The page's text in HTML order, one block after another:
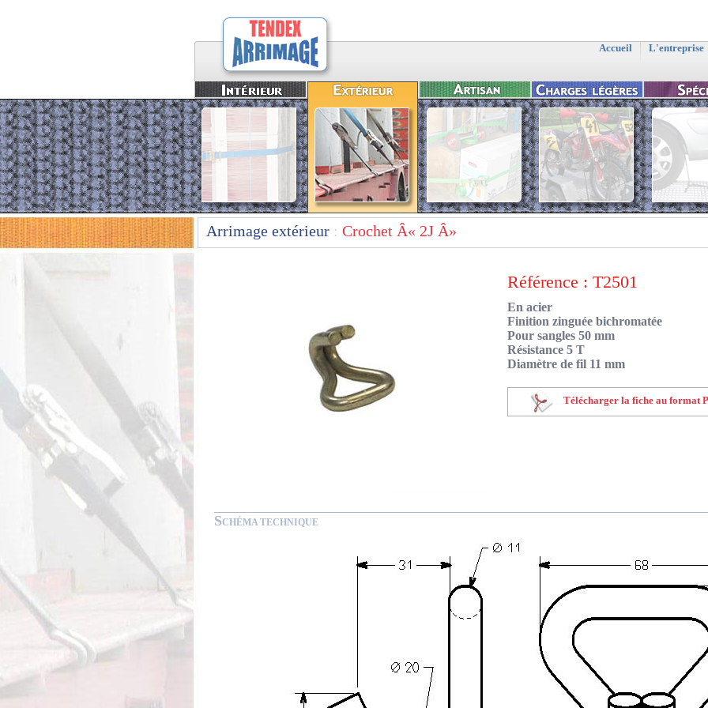
Accueil L'entreprise
Arrimage extérieur: Crochet Â« 2J Â»
Référence : T2501
En acier
Finition zinguée bichromatée
Pour sangles 50 mm
Résistance 5 T
Diamètre de fil 11 mm
Télécharger la fiche au format
SCHÉMA TECHNIQUE